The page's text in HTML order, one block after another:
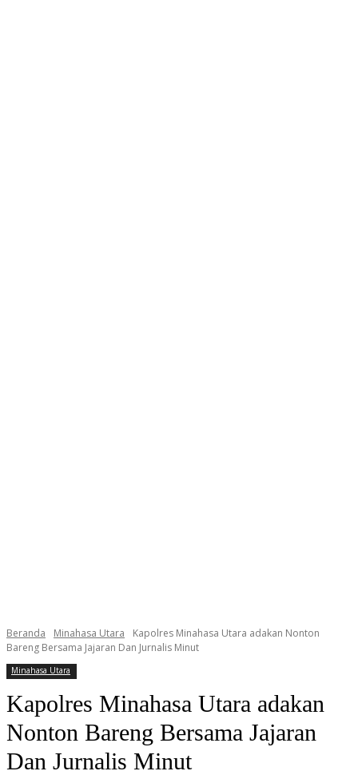
Beranda Minahasa Utara
Kapolres Minahasa Utara adakan Nonton
Bareng Bersama Jajaran Dan Jurnalis Minut
Minahasa Utara
Kapolres Minahasa Utara adakan
Nonton Bareng Bersama Jajaran
Dan Jurnalis Minut